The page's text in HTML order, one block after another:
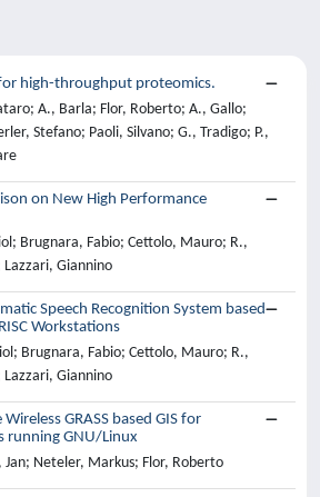
high-throughput proteomics.
A., Barla; Flor, Roberto; A., Gallo;
Stefano; Paoli, Silvano; G., Tradigo; P.,
on New High Performance
Brugnara, Fabio; Cettolo, Mauro; R.,
Giannino
Speech Recognition System based
Workstations
Brugnara, Fabio; Cettolo, Mauro; R.,
Giannino
GRASS based GIS for
running GNU/Linux
Jan; Neteler, Markus; Flor, Roberto